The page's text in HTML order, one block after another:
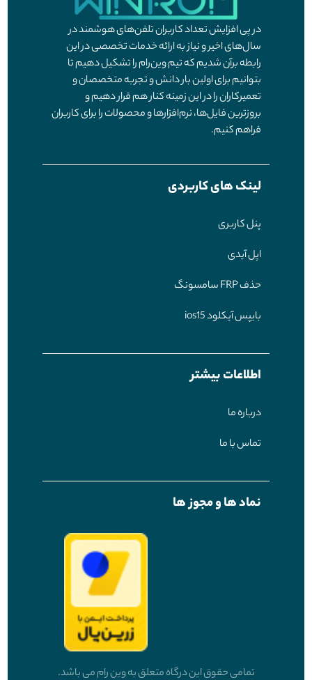
در پی افزایش تعداد کاربران تلفن‌های هوشمند در
سال‌های اخیر و نیاز به ارائه خدمات تخصصی در این
رابطه برآن شدیم که تیم وین‌رام را تشکیل دهیم تا
بتوانیم برای اولین بار دانش و تجربه متخصصان و
تعمیرکاران را در این زمینه کنار هم قرار دهیم و
بروزترین فایل‌ها، نرم‌افزارها و محصولات را برای کاربران
فراهم کنیم.
لینک های کاربردی
پنل کاربری
اپل آیدی
حذف FRP سامسونگ
بایپس آیکلود ios15
اطلاعات بیشتر
درباره ما
تماس با ما
نماد ها و مجوز ها
تمامی حقوق این درگاه متعلق به وین رام می باشد.